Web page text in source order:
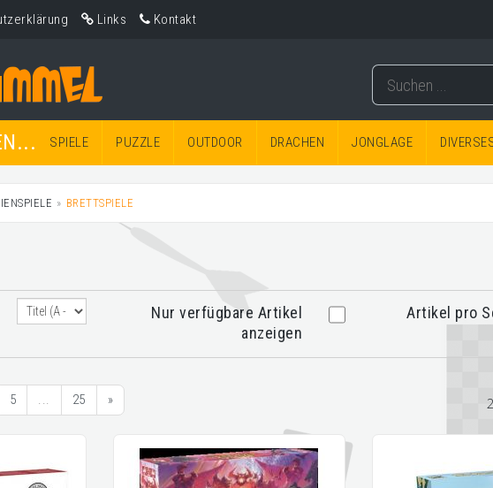
Links Kontakt
SPIELE PUZZLE OUTDOOR DRACHEN JONGLAGE
BRETTSPIELE
Nur verfügbare Artikel
anzeigen
Artikel pro
5 ... 25 »